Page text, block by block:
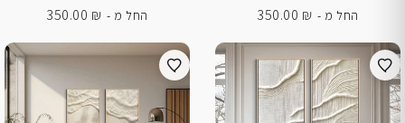
החל מ -
350.00 ₪
החל מ -
350.00 ₪